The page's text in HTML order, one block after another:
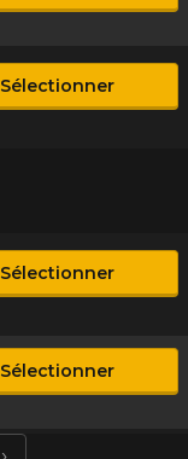
Sélectionner
Sélectionner
Sélectionner